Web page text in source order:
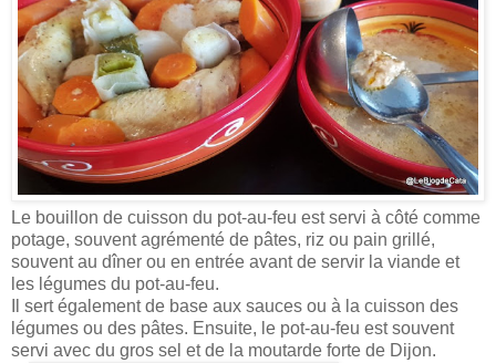
Le bouillon de cuisson du pot-au-feu est servi à côté comme
potage, souvent agrémenté de pâtes, riz ou pain grillé,
souvent au dîner ou en entrée avant de servir la viande et
les légumes du pot-au-feu.
Il sert également de base aux sauces ou à la cuisson des
légumes ou des pâtes. Ensuite, le pot-au-feu est souvent
servi avec du gros sel et de la moutarde forte de Dijon.